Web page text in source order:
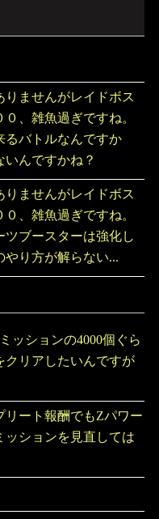
りませんがレイドボス
、雑魚過ぎですね。
るバトルなんですか
んですかね？
りませんがレイドボス
、雑魚過ぎですね。
ブースターは強化し
り方が解らない...
ッションの4000個ぐら
クリアしたいんですが
リート報酬でもZパワー
ッションを見直しては